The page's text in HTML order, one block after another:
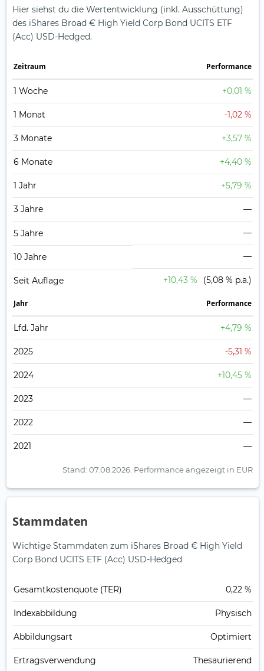
Hier siehst du die Wertentwicklung (inkl. Ausschüttung)
des iShares Broad € High Yield Corp Bond UCITS ETF
(Acc) USD-Hedged.
Zeit­raum Perfor­mance
1 Woche +0,01 %
1 Monat -1,02 %
3 Monate +3,57 %
6 Monate +4,40 %
1 Jahr +5,79 %
3 Jahre —
5 Jahre —
10 Jahre —
Seit Auflage +10,43 % (5,08 % p.a.)
Jahr Perfor­mance
Lfd. Jahr +4,79 %
2025 -5,31 %
2024 +10,45 %
2023 —
2022 —
2021 —
Stand: 07.08.2026. Performance angezeigt in EUR
Stammdaten
Wichtige Stammdaten zum iShares Broad € High Yield
Corp Bond UCITS ETF (Acc) USD-Hedged
Gesamt­kosten­quote (TER) 0,22 %
Index­abbildung Physisch
Abbildungs­art Optimiert
Ertrags­verwendung Thesaurierend